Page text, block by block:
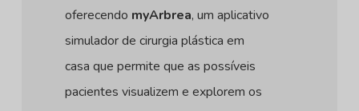
oferecendo myArbrea, um aplicativo
simulador de cirurgia plástica em
casa que permite que as possíveis
pacientes visualizem e explorem os